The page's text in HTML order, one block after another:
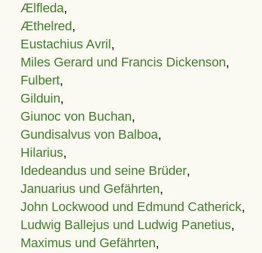
Ælfleda,
Æthelred,
Eustachius Avril,
Miles Gerard und Francis Dickenson,
Fulbert,
Gilduin,
Giunoc von Buchan,
Gundisalvus von Balboa,
Hilarius,
Idedeandus und seine Brüder,
Januarius und Gefährten,
John Lockwood und Edmund Catherick,
Ludwig Ballejus und Ludwig Panetius,
Maximus und Gefährten,